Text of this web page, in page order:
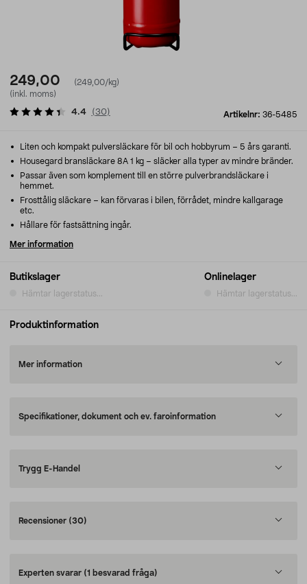
249,00
(249,00/kg)
(inkl. moms)
Artikelnr: 36-5485
4.4 (30)
Butikslager
Hämtar lagerstatus...
Onlinelager
Hämtar lagerstatus...
Liten och kompakt pulversläckare för bil och hobbyrum – 5 års garanti.
Housegard bransläckare 8A 1 kg – släcker alla typer av mindre bränder.
Passar även som komplement till en större pulverbrandsläckare i
hemmet.
Frosttålig släckare – kan förvaras i bilen, förrådet, mindre kallgarage
etc.
Hållare för fastsättning ingår.
Mer information
Produktinformation
Mer information
Specifikationer, dokument och ev. faroinformation
Trygg E-Handel
Recensioner (30)
Experten svarar (1 besvarad fråga)